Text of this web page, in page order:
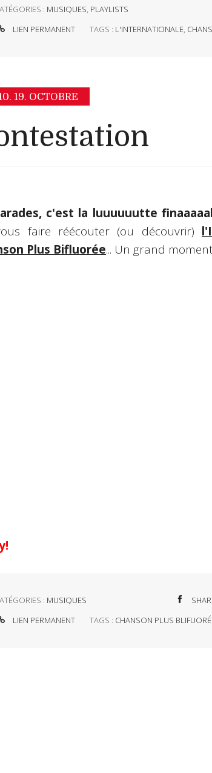
: MUSIQUES, PLAYLISTS
LIEN PERMANENT
TAGS : L'INTERNATIONALE,
19. OCTOBRE
c'est la luuuuuutte
faire réécouter (ou découvrir)
Plus Bifluorée... Un grand
: MUSIQUES
LIEN PERMANENT
TAGS : CHANSON PLUS